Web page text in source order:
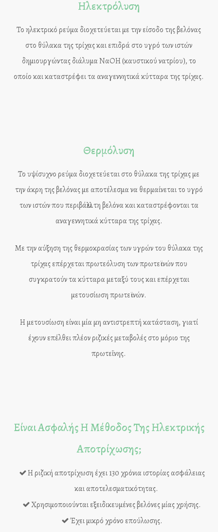
Ηλεκτρόλυση
Το ηλεκτρικό ρεύμα διοχετεύεται με την είσοδο της βελόνας
στο θύλακα της τρίχας και επιδρά στο υγρό των ιστών
δημιουργώντας διάλυμα ΝαΟΗ (καυστικού νατρίου), το
οποίο και καταστρέφει τα αναγεννητικά κύτταρα της τρίχας.
Θερμόλυση
Το υψίσυχνο ρεύμα διοχετεύεται στο θύλακα της τρίχας με
την άκρη της βελόνας με αποτέλεσμα να θερμαίνεται το υγρό
των ιστών που περιβάλλει τη βελόνα και καταστρέφονται τα
αναγεννητικά κύτταρα της τρίχας.
Με την αύξηση της θερμοκρασίας των υγρών του θύλακα της
τρίχας επέρχεται πρωτεόλυση των πρωτεϊνών που
συγκρατούν τα κύτταρα μεταξύ τους και επέρχεται
μετουσίωση πρωτεϊνών.
Η μετουσίωση είναι μία μη αντιστρεπτή κατάσταση, γιατί
έχουν επέλθει πλέον ριζικές μεταβολές στο μόριο της
πρωτεΐνης.
Είναι Ασφαλής Η Μέθοδος Της Ηλεκτρικής
Αποτρίχωσης;
Η ριζική αποτρίχωση έχει 130 χρόνια ιστορίας ασφάλειας
και αποτελεσματικότητας.
Χρησιμοποιούνται εξειδικευμένες βελόνες μίας χρήσης.
Έχει μικρό χρόνο επούλωσης.